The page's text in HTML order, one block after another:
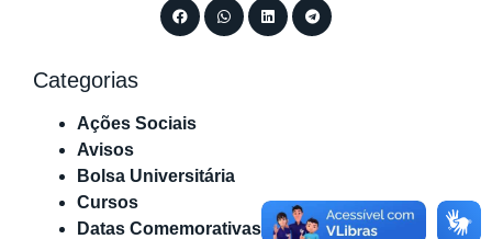
Categorias
Ações Sociais
Avisos
Bolsa Universitária
Cursos
Datas Comemorativas